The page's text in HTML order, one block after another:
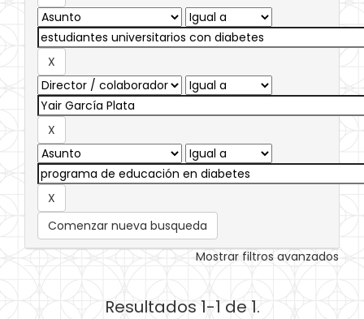
Comenzar nueva busqueda
Mostrar filtros avanzados
Resultados 1-1 de 1.